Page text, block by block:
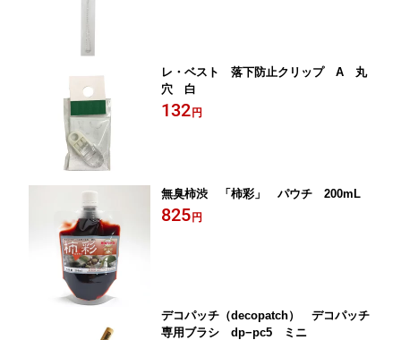
レ・ベスト 落下防止クリップ A 丸
穴 白
132 円
無臭柿渋 「柿彩」 パウチ 200mL
825 円
デコパッチ（decopatch） デコパッチ
専用ブラシ dp−pc5 ミニ